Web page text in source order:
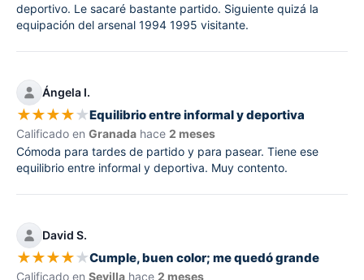
deportivo. Le sacaré bastante partido. Siguiente quizá la
equipación del arsenal 1994 1995 visitante.
Ángela I.
★★★★★Equilibrio entre informal y deportiva
Calificado en Granada hace 2 meses
Cómoda para tardes de partido y para pasear. Tiene ese
equilibrio entre informal y deportiva. Muy contento.
David S.
★★★★★Cumple, buen color; me quedó grande
Calificado en Sevilla hace 2 meses